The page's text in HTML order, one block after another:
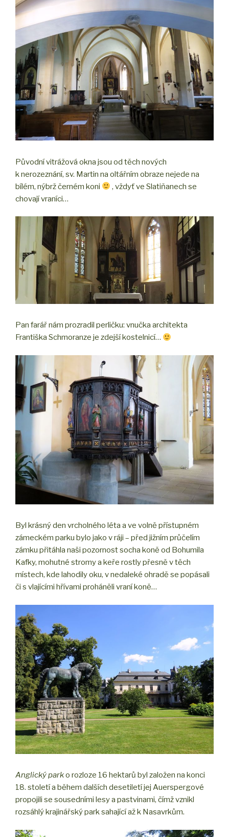
Původní vitrážová okna jsou od těch nových
k nerozeznání, sv. Martin na oltářním obraze nejede na
bílém, nýbrž černém koni
, vždyť ve Slatiňanech se
chovají vraníci…
Pan farář nám prozradil perličku: vnučka architekta
Františka Schmoranze je zdejší kostelnicí…
Byl krásný den vrcholného léta a ve volně přístupném
zámeckém parku bylo jako v ráji – před jižním průčelím
zámku přitáhla naši pozornost socha koně od Bohumila
Kafky, mohutné stromy a keře rostly přesně v těch
místech, kde lahodily oku, v nedaleké ohradě se popásali
či s vlajícími hřívami proháněli vraní koně…
Anglický parko rozloze 16 hektarů byl založen na konci
18. století a během dalších desetiletí jej Auerspergové
propojili se sousedními lesy a pastvinami, čímž vznikl
rozsáhlý krajinářský park sahající až k Nasavrkům.